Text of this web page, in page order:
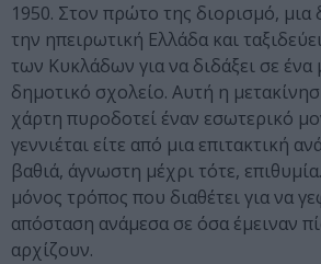
1950. Στον πρώτο της διορισμό, μια
την ηπειρωτική Ελλάδα και
των Κυκλάδων για να διδάξει σε ένα
δημοτικό σχολείο. Αυτή η
χάρτη πυροδοτεί έναν εσωτερικό
γεννιέται είτε από μια επιτακτική
βαθιά, άγνωστη μέχρι τότε,
μόνος τρόπος που διαθέτει για να
απόσταση ανάμεσα σε όσα έμειναν
αρχίζουν.